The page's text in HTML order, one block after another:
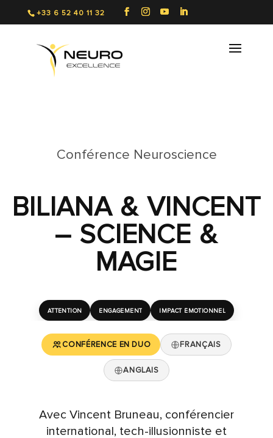
+33 6 52 40 11 32
Conférence Neuroscience
BILIANA & VINCENT
– SCIENCE &
MAGIE
ATTENTION ENGAGEMENT IMPACT ÉMOTIONNEL
CONFÉRENCE EN DUO FRANÇAIS
ANGLAIS
Avec Vincent Bruneau, conférencier
international, tech-illusionniste et